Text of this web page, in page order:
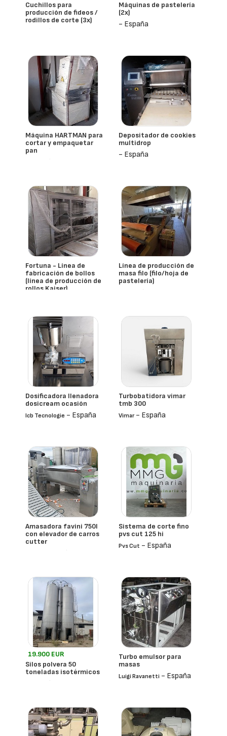
Cuchillos para
producción de fideos /
rodillos de corte (3x)
- España
Máquinas de pastelería
(2x)
- España
Máquina HARTMAN para
cortar y empaquetar
pan
- España
Depositador de cookies
multidrop
- España
Fortuna - Línea de
fabricación de bollos
(línea de producción de
rollos Kaiser)
Línea de producción de
masa filo (filo/hoja de
pastelería)
- España
Dosificadora llenadora
dosicream ocasión
Icb Tecnologie - España
Turbobatidora vimar
tmb 300
Vimar- España
Amasadora favini 750l
con elevador de carros
cutter
- España
Sistema de corte fino
pvs cut 125 hi
Pvs Cut - España
19.900 EUR
Silos polvera 50
toneladas isotérmicos
- España
Turbo emulsor para
masas
Luigi Ravanetti - España